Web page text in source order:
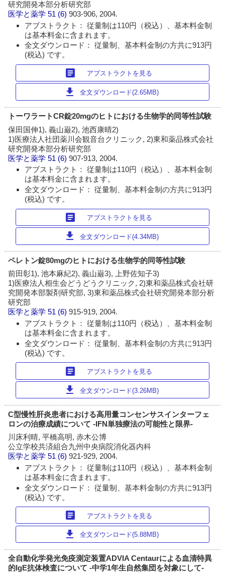
研究開発本部分析研究部
医学と薬学 51 (6)903-906, 2004.
アブストラクト： 従量制は110円（税込）、基本料金制
は基本料金に含まれます。
全文ダウンロード： 従量制、基本料金制の方共に913円
(税込) です。
article アブストラクトを見る
download 全文ダウンロード(2.65MB)
トーワラートCR錠20mgのヒトにおける生物学的同等性試験
保田国伸1), 義山巌2), 池西康晴2)
1)医療法人社団薬川会観音台クリニック, 2)東和薬品株式会社
研究開発本部分析研究部
医学と薬学 51 (6)907-913, 2004.
アブストラクト： 従量制は110円（税込）、基本料金制
は基本料金に含まれます。
全文ダウンロード： 従量制、基本料金制の方共に913円
(税込) です。
article アブストラクトを見る
download 全文ダウンロード(4.34MB)
ペレトン錠80mgのヒトにおける生物学的同等性試験
前田彰1), 池本麻紀2), 義山巌3), 上野佐知子3)
1)医療法人相生会どうどうクリニック, 2)東和薬品株式会社研
究開発本部製剤研究部, 3)東和薬品株式会社研究開発本部分析
研究部
医学と薬学 51 (6)915-919, 2004.
アブストラクト： 従量制は110円（税込）、基本料金制
は基本料金に含まれます。
全文ダウンロード： 従量制、基本料金制の方共に913円
(税込) です。
article アブストラクトを見る
download 全文ダウンロード(3.26MB)
C型慢性肝炎患者における高用量コンセンサスインターフェ
ロンの治療成績について -IFN単独療法の可能性と限界-
川床利晴, 平橋高明, 赤木公博
公立学校共済組合九州中央病院消化器内科
医学と薬学 51 (6)921-929, 2004.
アブストラクト： 従量制は110円（税込）、基本料金制
は基本料金に含まれます。
全文ダウンロード： 従量制、基本料金制の方共に913円
(税込) です。
article アブストラクトを見る
download 全文ダウンロード(5.88MB)
全自動化学発光免疫測定装置ADVIA Centaurによる血清特異
的IgE抗体検査について -中学1年生自然集団を対象にして-